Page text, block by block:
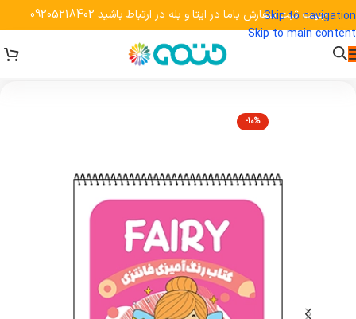
Skip to navigation
Skip to main content
جهت ثبت سفارش باما در ایتا و بله در ارتباط باشید 09205218402
-10%